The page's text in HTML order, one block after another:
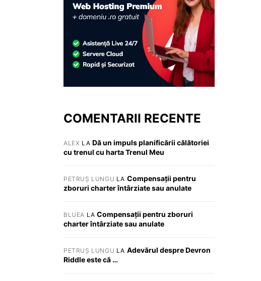
COMENTARII RECENTE
ALEX LA Dă un impuls planificării călătoriei
cu trenul cu harta Trenul Meu
PETRUȘ LUNGU LA Compensații pentru
zboruri charter întârziate sau anulate
BLUEA LACompensații pentru zboruri
charter întârziate sau anulate
PETRUȘ LUNGU LA Adevărul despre Devron
Riddle este că …